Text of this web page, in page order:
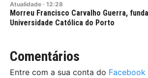
Atualidade · 12:28
Morreu Francisco Carvalho Guerra,
Universidade Católica do Porto
Comentários
Entre com a sua conta do Facebook